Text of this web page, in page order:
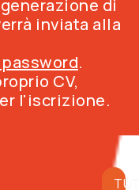
di
inviata alla
.
CV,
l'iscrizione.